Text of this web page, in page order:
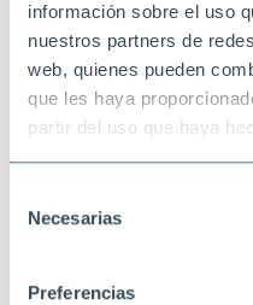
información sobre el uso
nuestros partners de
web, quienes pueden
que les haya
partir del uso que haya
Necesarias
Preferencias